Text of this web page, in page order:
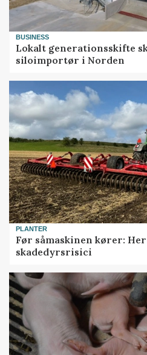
BUSINESS
Lokalt generationsskifte
siloimportør i Norden
PLANTER
Før såmaskinen kører:
skadedyrsrisici